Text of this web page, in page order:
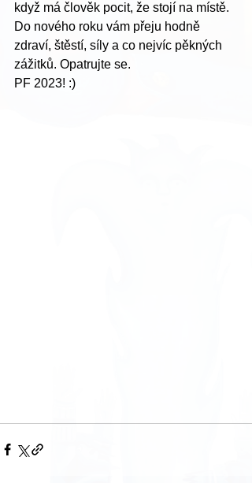
když má člověk pocit, že stojí na místě.
Do nového roku vám přeju hodně
zdraví, štěstí, síly a co nejvíc pěkných
zážitků. Opatrujte se.
PF 2023! :)